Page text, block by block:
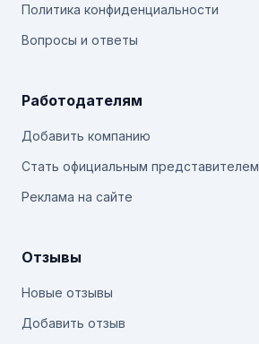
Политика конфиденциальности
Вопросы и ответы
Работодателям
Добавить компанию
Стать официальным представителем
Реклама на сайте
Отзывы
Новые отзывы
Добавить отзыв